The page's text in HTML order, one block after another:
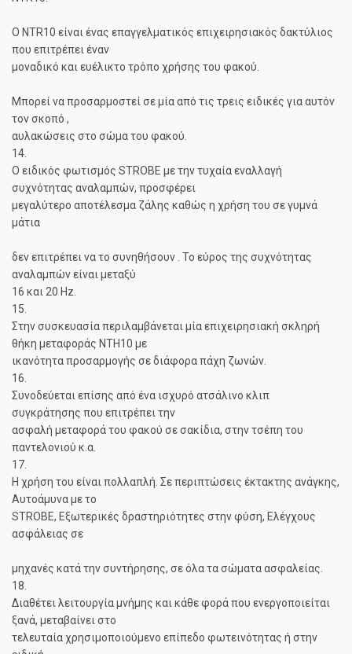
O NTR10 είναι ένας επαγγελματικός επιχειρησιακός δακτύλιος
που επιτρέπει έναν
μοναδικό και ευέλικτο τρόπο χρήσης του φακού.
Μπορεί να προσαρμοστεί σε μία από τις τρεις ειδικές για αυτόν
τον σκοπό ,
αυλακώσεις στο σώμα του φακού.
14.
Ο ειδικός φωτισμός STROBE με την τυχαία εναλλαγή
συχνότητας αναλαμπών, προσφέρει
μεγαλύτερο αποτέλεσμα ζάλης καθώς η χρήση του σε γυμνά
μάτια
δεν επιτρέπει να το συνηθήσουν . Το εύρος της συχνότητας
αναλαμπών είναι μεταξύ
16 και 20 Hz.
15.
Στην συσκευασία περιλαμβάνεται μία επιχειρησιακή σκληρή
θήκη μεταφοράς NTH10 με
ικανότητα προσαρμογής σε διάφορα πάχη ζωνών.
16.
Συνοδεύεται επίσης από ένα ισχυρό ατσάλινο κλιπ
συγκράτησης που επιτρέπει την
ασφαλή μεταφορά του φακού σε σακίδια, στην τσέπη του
παντελονιού κ.α.
17.
Η χρήση του είναι πολλαπλή. Σε περιπτώσεις έκτακτης ανάγκης,
Αυτοάμυνα με το
STROBE, Εξωτερικές δραστηριότητες στην φύση, Ελέγχους
ασφάλειας σε
μηχανές κατά την συντήρησης, σε όλα τα σώματα ασφαλείας.
18.
Διαθέτει λειτουργία μνήμης και κάθε φορά που ενεργοποιείται
ξανά, μεταβαίνει στο
τελευταία χρησιμοποιούμενο επίπεδο φωτεινότητας ή στην